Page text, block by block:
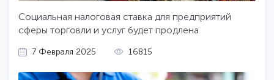
Социальная налоговая ставка для предприятий
сферы торговли и услуг будет продлена
7 Февраля 2025 16815